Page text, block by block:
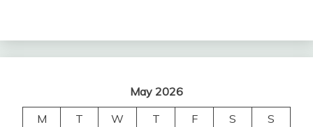
May 2026
M
T W T F S
S